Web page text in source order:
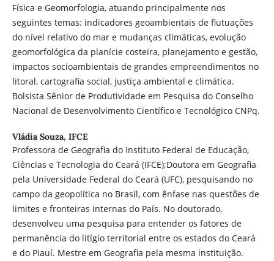
Física e Geomorfologia, atuando principalmente nos
seguintes temas: indicadores geoambientais de flutuações
do nível relativo do mar e mudanças climáticas, evolução
geomorfológica da planície costeira, planejamento e gestão,
impactos socioambientais de grandes empreendimentos no
litoral, cartografia social, justiça ambiental e climática.
Bolsista Sênior de Produtividade em Pesquisa do Conselho
Nacional de Desenvolvimento Científico e Tecnológico CNPq.
Vládia Souza, IFCE
Professora de Geografia do Instituto Federal de Educação,
Ciências e Tecnologia do Ceará (IFCE);Doutora em Geografia
pela Universidade Federal do Ceará (UFC), pesquisando no
campo da geopolítica no Brasil, com ênfase nas questões de
limites e fronteiras internas do País. No doutorado,
desenvolveu uma pesquisa para entender os fatores de
permanência do litígio territorial entre os estados do Ceará
e do Piauí. Mestre em Geografia pela mesma instituição.